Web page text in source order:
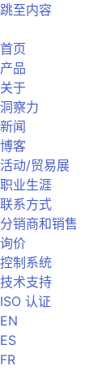
跳至内容
首页
产品
关于
洞察力
新闻
博客
活动/贸易展
职业生涯
联系方式
分销商和销售
询价
控制系统
技术支持
ISO 认证
EN
ES
FR